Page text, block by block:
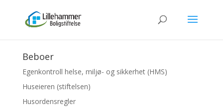
Beboer
Egenkontroll helse, miljø- og sikkerhet (HMS)
Huseieren (stiftelsen)
Husordensregler